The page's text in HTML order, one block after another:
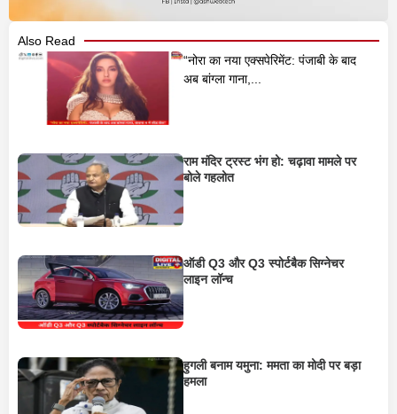
Also Read
“नोरा का नया एक्सपेरिमेंट: पंजाबी के बाद
अब बांग्ला गाना,...
राम मंदिर ट्रस्ट भंग हो: चढ़ावा मामले पर
बोले गहलोत
ऑडी Q3 और Q3 स्पोर्टबैक सिग्नेचर
लाइन लॉन्च
हुगली बनाम यमुना: ममता का मोदी पर बड़ा
हमला